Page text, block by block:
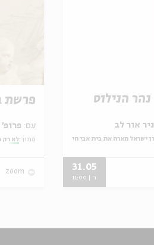
הנילוס
ישראל מארח את בית אבי חי
31.05
ו' | 11:00
פרשת
עם:
מתוך: לא רק
zoom